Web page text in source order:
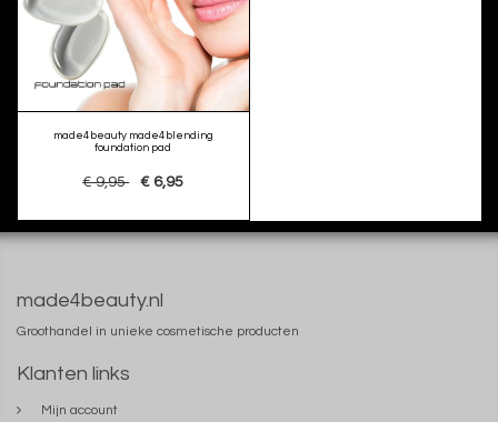
made4beauty made4blending
foundation pad
€ 9,95 € 6,95
made4beauty.nl
Groothandel in unieke cosmetische producten
Klanten links
Mijn account